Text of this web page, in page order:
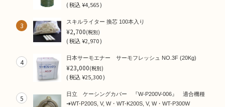
(税込¥4,565 )
3 スキルライター 換芯 100本入り
¥2,700(税別)
(税込¥2,970 )
4 日本サーモエナー サーモフレッシュ NO.3F (20Kg)
¥23,000(税別)
(税込¥25,300 )
5
日立 ケーシングカバー 『W-P200V-006』 適合機種
➜WT-P200S, V, W・WT-K200S, V, W・WT-P300W